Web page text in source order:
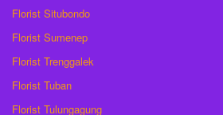
Florist Situbondo
Florist Sumenep
Florist Trenggalek
Florist Tuban
Florist Tulungagung